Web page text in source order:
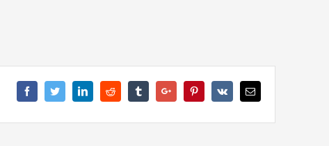
FacebookTwitterLinkedinReddit TumblrGoogle+ PinterestVk Email